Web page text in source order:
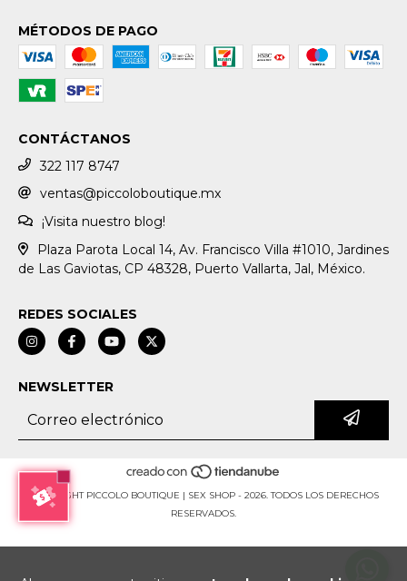
MÉTODOS DE PAGO
CONTÁCTANOS
322 117 8747
ventas@piccoloboutique.mx
¡Visita nuestro blog!
Plaza Parota Local 14, Av. Francisco Villa #1010, Jardines
de Las Gaviotas, CP 48328, Puerto Vallarta, Jal, México.
REDES SOCIALES
NEWSLETTER
COPYRIGHT PICCOLO BOUTIQUE | SEX SHOP - 2026. TODOS LOS DERECHOS
RESERVADOS.